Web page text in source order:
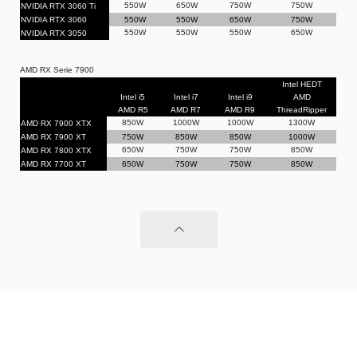
NVIDIA RTX 3060 Ti
550W 650W 750W
750W
NVIDIA RTX 3060
550W 550W 650W
750W
NVIDIA RTX 3050
550W 550W 550W 650W
AMD RX Serie 7900
Intel i5
AMD R5
Intel i7
AMD R7
Intel i9
AMD R9
Intel HEDT
AMD
ThreadRipper
AMD RX 7900 XTX
850W 1000W 1000W
1300W
AMD RX 7900 XT
750W 850W 850W
1000W
AMD RX 7800 XTX
650W 750W 750W
850W
AMD RX 7700 XT
650W 750W 750W 850W